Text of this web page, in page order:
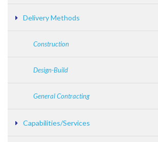
Delivery Methods
Construction
Design-Build
General Contracting
Capabilities/Services